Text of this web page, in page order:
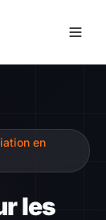
en
les